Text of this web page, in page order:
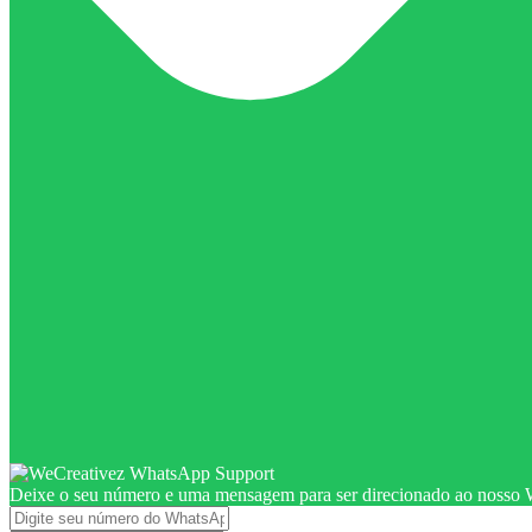
Deixe o seu número e uma mensagem para ser direcionado ao nosso